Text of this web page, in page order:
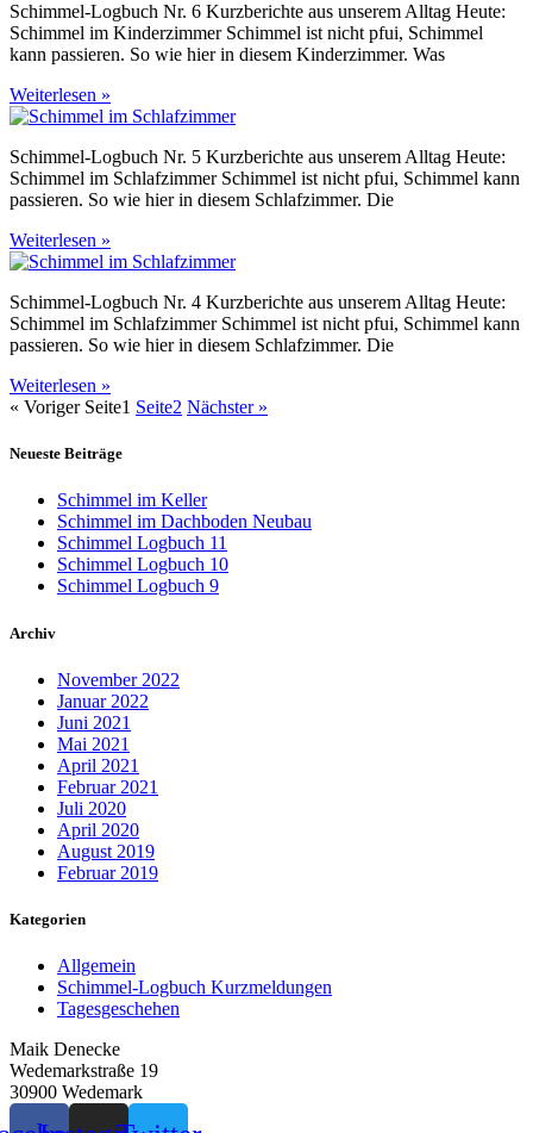
Schimmel-Logbuch Nr. 6 Kurzberichte aus unserem Alltag Heute:
Schimmel im Kinderzimmer Schimmel ist nicht pfui, Schimmel
kann passieren. So wie hier in diesem Kinderzimmer. Was
Weiterlesen »
Schimmel-Logbuch Nr. 5 Kurzberichte aus unserem Alltag Heute:
Schimmel im Schlafzimmer Schimmel ist nicht pfui, Schimmel kann
passieren. So wie hier in diesem Schlafzimmer. Die
Weiterlesen »
Schimmel-Logbuch Nr. 4 Kurzberichte aus unserem Alltag Heute:
Schimmel im Schlafzimmer Schimmel ist nicht pfui, Schimmel kann
passieren. So wie hier in diesem Schlafzimmer. Die
Weiterlesen »
« Voriger Seite1 Seite2 Nächster »
Neueste Beiträge
Schimmel im Keller
Schimmel im Dachboden Neubau
Schimmel Logbuch 11
Schimmel Logbuch 10
Schimmel Logbuch 9
Archiv
November 2022
Januar 2022
Juni 2021
Mai 2021
April 2021
Februar 2021
Juli 2020
April 2020
August 2019
Februar 2019
Kategorien
Allgemein
Schimmel-Logbuch Kurzmeldungen
Tagesgeschehen
Maik Denecke
Wedemarkstraße 19
30900 Wedemark